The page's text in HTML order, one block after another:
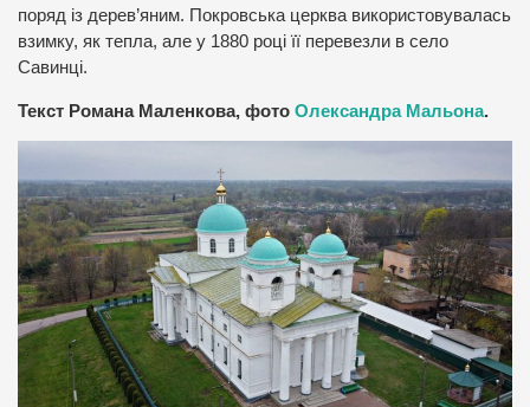
поряд із дерев’яним. Покровська церква використовувалась
взимку, як тепла, але у 1880 році її перевезли в село
Савинці.
Текст Романа Маленкова, фото Олександра Мальона.